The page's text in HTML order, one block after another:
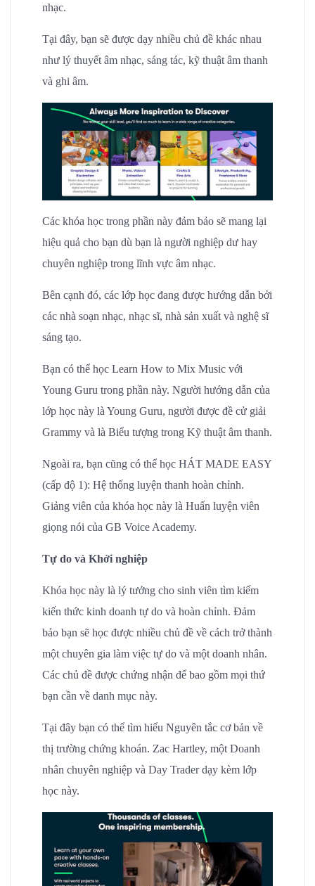
nhạc.
Tại đây, bạn sẽ được dạy nhiều chủ đề khác nhau
như lý thuyết âm nhạc, sáng tác, kỹ thuật âm thanh
và ghi âm.
Các khóa học trong phần này đảm bảo sẽ mang lại
hiệu quả cho bạn dù bạn là người nghiệp dư hay
chuyên nghiệp trong lĩnh vực âm nhạc.
Bên cạnh đó, các lớp học đang được hướng dẫn bởi
các nhà soạn nhạc, nhạc sĩ, nhà sản xuất và nghệ sĩ
sáng tạo.
Bạn có thể học Learn How to Mix Music với
Young Guru trong phần này. Người hướng dẫn của
lớp học này là Young Guru, người được đề cử giải
Grammy và là Biểu tượng trong Kỹ thuật âm thanh.
Ngoài ra, bạn cũng có thể học HÁT MADE EASY
(cấp độ 1): Hệ thống luyện thanh hoàn chỉnh.
Giảng viên của khóa học này là Huấn luyện viên
giọng nói của GB Voice Academy.
Tự do và Khởi nghiệp
Khóa học này là lý tưởng cho sinh viên tìm kiếm
kiến thức kinh doanh tự do và hoàn chỉnh. Đảm
bảo bạn sẽ học được nhiều chủ đề về cách trở thành
một chuyên gia làm việc tự do và một doanh nhân.
Các chủ đề được chứng nhận để bao gồm mọi thứ
bạn cần về danh mục này.
Tại đây bạn có thể tìm hiểu Nguyên tắc cơ bản về
thị trường chứng khoán. Zac Hartley, một Doanh
nhân chuyên nghiệp và Day Trader dạy kèm lớp
học này.